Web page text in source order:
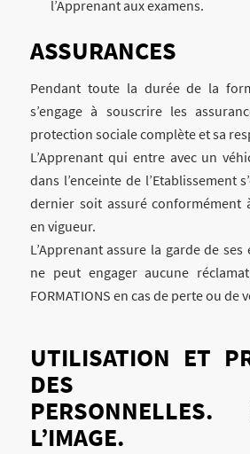
l’Apprenant aux examens.
ASSURANCES
Pendant toute la durée de la
s’engage à souscrire les
protection sociale complète et sa
L’Apprenant qui entre avec un
dans l’enceinte de l’Etablissement
dernier soit assuré conformément
en vigueur.
L’Apprenant assure la garde de
ne peut engager aucune
FORMATIONS en cas de perte ou de
UTILISATION ET
DES
L’IMAGE.